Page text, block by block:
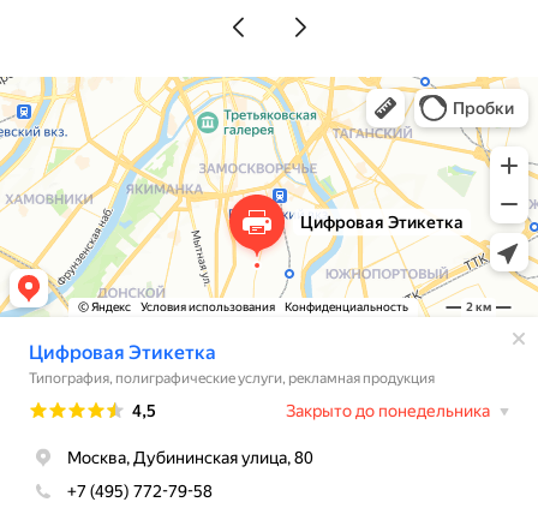
одинаковый, можно использовать хоть 5, хоть 10
прямо спасло. Стоимость вышла вполне
приемлемая. В итоге выкатили всю линейку
новинок сразу, ничего не откладывая. Этикетки
получились очень красивыми и качественными,
наши клиенты уже делают комплименты. Спасибо
за работу!